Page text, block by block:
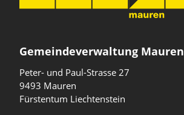
Gemeindeverwaltung Mauren
Peter- und Paul-Strasse 27
9493 Mauren
Fürstentum Liechtenstein